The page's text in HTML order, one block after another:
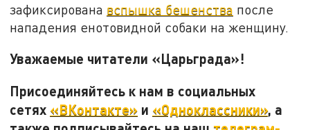
зафиксирована вспышка бешенства после
нападения енотовидной собаки на женщину.
Уважаемые читатели «Царьграда»!
Присоединяйтесь к нам в социальных
сетях «ВКонтакте» и «Одноклассники», а